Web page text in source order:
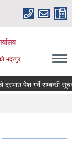
भद्रपुर
पेश गर्ने सम्बन्धी सूचना